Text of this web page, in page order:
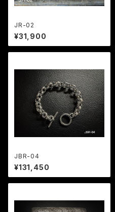
JR-02
¥31,900
JBR-04
¥131,450